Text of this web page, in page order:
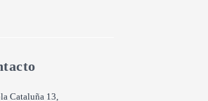
Cataluña 13,